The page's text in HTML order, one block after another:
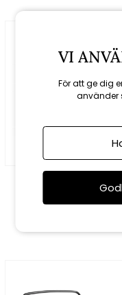
Point outdoor -
taupe
VI
För att ge dig
använder